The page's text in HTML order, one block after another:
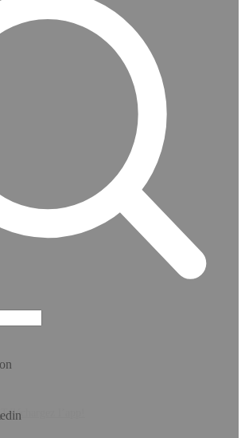
Téléchargez l’app!